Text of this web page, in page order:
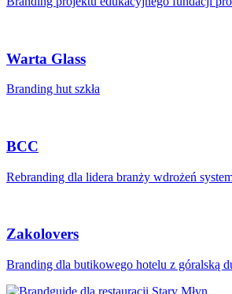
Warta Glass
Branding hut szkła
BCC
Rebranding dla lidera branży wdrożeń
Zakolovers
Branding dla butikowego hotelu z góralską